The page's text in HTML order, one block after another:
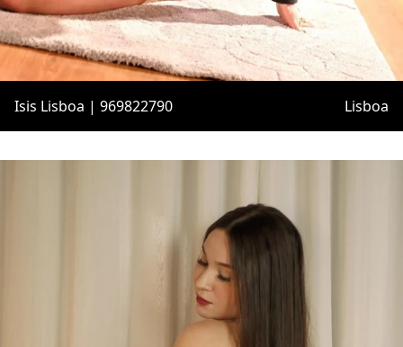
Isis Lisboa | 969822790 Lisboa